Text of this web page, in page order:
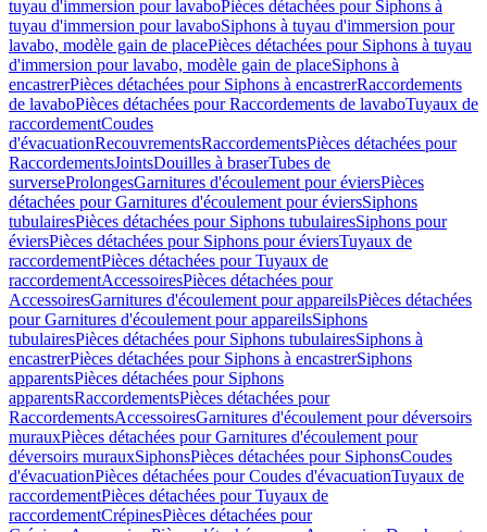
tuyau d'immersion pour lavaboPièces détachées pour Siphons à
tuyau d'immersion pour lavaboSiphons à tuyau d'immersion pour
lavabo, modèle gain de placePièces détachées pour Siphons à tuyau
d'immersion pour lavabo, modèle gain de placeSiphons à
encastrerPièces détachées pour Siphons à encastrerRaccordements
de lavaboPièces détachées pour Raccordements de lavaboTuyaux de
raccordementCoudes
d'évacuationRecouvrementsRaccordementsPièces détachées pour
RaccordementsJointsDouilles à braserTubes de
surverseProlongesGarnitures d'écoulement pour éviersPièces
détachées pour Garnitures d'écoulement pour éviersSiphons
tubulairesPièces détachées pour Siphons tubulairesSiphons pour
éviersPièces détachées pour Siphons pour éviersTuyaux de
raccordementPièces détachées pour Tuyaux de
raccordementAccessoiresPièces détachées pour
AccessoiresGarnitures d'écoulement pour appareilsPièces détachées
pour Garnitures d'écoulement pour appareilsSiphons
tubulairesPièces détachées pour Siphons tubulairesSiphons à
encastrerPièces détachées pour Siphons à encastrerSiphons
apparentsPièces détachées pour Siphons
apparentsRaccordementsPièces détachées pour
RaccordementsAccessoiresGarnitures d'écoulement pour déversoirs
murauxPièces détachées pour Garnitures d'écoulement pour
déversoirs murauxSiphonsPièces détachées pour SiphonsCoudes
d'évacuationPièces détachées pour Coudes d'évacuationTuyaux de
raccordementPièces détachées pour Tuyaux de
raccordementCrépinesPièces détachées pour